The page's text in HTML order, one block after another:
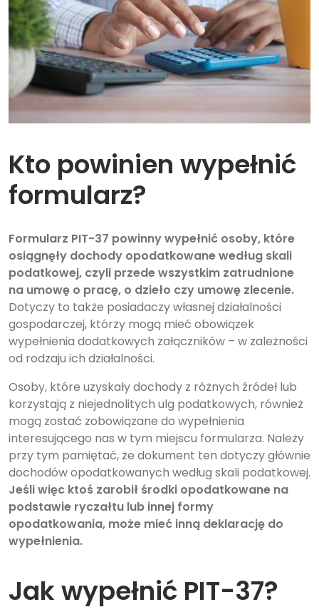
Kto powinien wypełnić
formularz?
Formularz PIT-37 powinny wypełnić osoby, które
osiągnęły dochody opodatkowane według skali
podatkowej, czyli przede wszystkim zatrudnione
na umowę o pracę, o dzieło czy umowę zlecenie.
Dotyczy to także posiadaczy własnej działalności
gospodarczej, którzy mogą mieć obowiązek
wypełnienia dodatkowych załączników – w zależności
od rodzaju ich działalności.
Osoby, które uzyskały dochody z różnych źródeł lub
korzystają z niejednolitych ulg podatkowych, również
mogą zostać zobowiązane do wypełnienia
interesującego nas w tym miejscu formularza. Należy
przy tym pamiętać, że dokument ten dotyczy głównie
dochodów opodatkowanych według skali podatkowej.
Jeśli więc ktoś zarobił środki opodatkowane na
podstawie ryczałtu lub innej formy
opodatkowania, może mieć inną deklarację do
wypełnienia.
Jak wypełnić PIT-37?